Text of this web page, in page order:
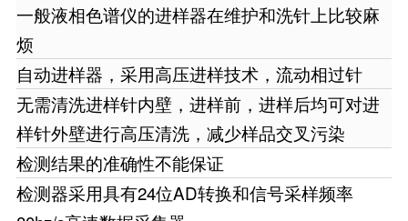
一般液相色谱仪的进样器在维护和洗针上比较麻
烦
自动进样器，采用高压进样技术，流动相过针
无需清洗进样针内壁，进样前，进样后均可对进
样针外壁进行高压清洗，减少样品交叉污染
检测结果的准确性不能保证
检测器采用具有24位AD转换和信号采样频率